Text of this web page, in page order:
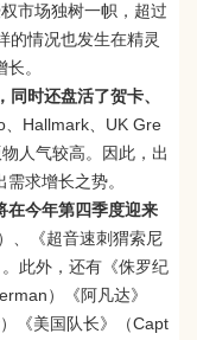
市场独树一帜，超过
的情况也发生在精灵
。
时还盘活了贺卡、
、Hallmark、UK Gre
人气较高。因此，出
求增长之势。
今年第四季度迎来
、《超音速刺猬索尼
此外，还有《侏罗纪
）《阿凡达》
《美国队长》（Capt